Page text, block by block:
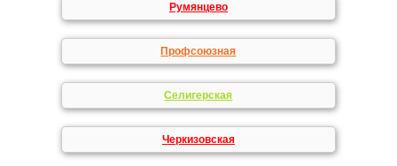
Румянцево
Профсоюзная
Селигерская
Черкизовская